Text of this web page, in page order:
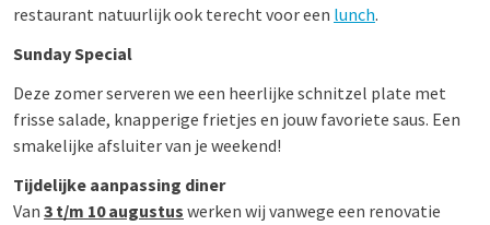
restaurant natuurlijk ook terecht voor een lunch.
Sunday Special
Deze zomer serveren we een heerlijke schnitzel plate met
frisse salade, knapperige frietjes en jouw favoriete saus. Een
smakelijke afsluiter van je weekend!
Tijdelijke aanpassing diner
Van 3 t/m 10 augustus werken wij vanwege een renovatie